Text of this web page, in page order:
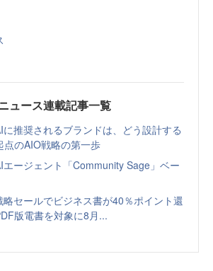
ュース連載記事一覧
に推奨されるブランドは、どう設計する
点のAIO戦略の第一歩
エージェント「Community Sage」ベー
セールでビジネス書が40％ポイント還
版電書を対象に8月...